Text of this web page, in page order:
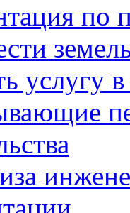
по
услугу в